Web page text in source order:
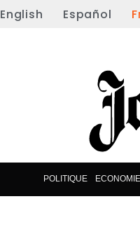
English Español
POLITIQUE ECONOMIE